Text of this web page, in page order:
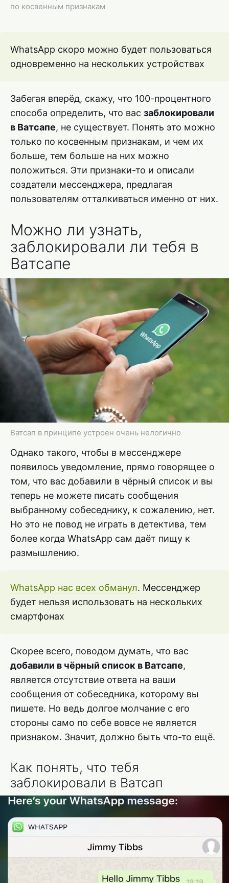
по косвенным признакам
WhatsApp скоро можно будет пользоваться
одновременно на нескольких устройствах
Забегая вперёд, скажу, что 100-процентного
способа определить, что вас заблокировали
в Ватсапе, не существует. Понять это можно
только по косвенным признакам, и чем их
больше, тем больше на них можно
положиться. Эти признаки-то и описали
создатели мессенджера, предлагая
пользователям отталкиваться именно от них.
Можно ли узнать,
заблокировали ли тебя в
Ватсапе
Ватсап в принципе устроен очень нелогично
Однако такого, чтобы в мессенджере
появилось уведомление, прямо говорящее о
том, что вас добавили в чёрный список и вы
теперь не можете писать сообщения
выбранному собеседнику, к сожалению, нет.
Но это не повод не играть в детектива, тем
более когда WhatsApp сам даёт пищу к
размышлению.
WhatsApp нас всех обманул. Мессенджер
будет нельзя использовать на нескольких
смартфонах
Скорее всего, поводом думать, что вас
добавили в чёрный список в Ватсапе,
является отсутствие ответа на ваши
сообщения от собеседника, которому вы
пишете. Но ведь долгое молчание с его
стороны само по себе вовсе не является
признаком. Значит, должно быть что-то ещё.
Как понять, что тебя
заблокировали в Ватсап